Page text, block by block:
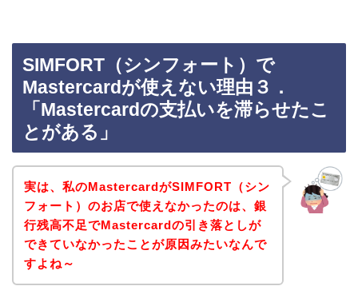
SIMFORT（シンフォート）で
Mastercardが使えない理由３．
「Mastercardの支払いを滞らせたこ
とがある」
実は、私のMastercardがSIMFORT（シン
フォート）のお店で使えなかったのは、銀
行残高不足でMastercardの引き落としが
できていなかったことが原因みたいなんで
すよね～